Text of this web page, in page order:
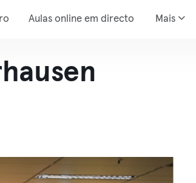
Aulas online em directo Mais